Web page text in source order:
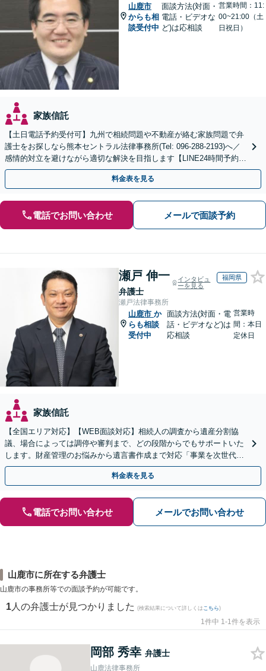
山鹿市
からも相
談受付中
面談方法(対面・
電話・ビデオな
ど)は応相談
営業時間：11:
00~21:00（土
日祝日）
家族信託
【土日電話予約受付可】九州で相続問題や不動産が絡む家族問題で弁
護士をお探しなら熊本セントラル法律事務所(Tel: 096-288-2193)へ／
感情的対立を避けながら適切な解決を目指します【LINE24時間予約受
付可】【休日・夜間相談可】
料金表を見る
電話でお問い合わせ メールで面談予約
瀬戸 伸一
弁護士
インタビュ
ーを見る
福岡県
瀬戸法律事務所
山鹿市 か
らも相談
受付中
面談方法(対面・電
話・ビデオなど)は
応相談
営業時
間：本日
定休日
家族信託
【全国エリア対応】【WEB面談対応】相続人の調査から遺産分割協
議、場合によっては調停や審判まで、どの段階からでもサポートいた
します。財産管理のお悩みから遺言書作成まで対応「事業を次世代に
引き継ぐ安心の事業承継をサポート」【完全個室相談】
料金表を見る
電話でお問い合わせ メールでお問い合わせ
山鹿市に所在する弁護士
山鹿市の事務所等での面談予約が可能です。
1 人の弁護士が見つかりました (検索結果について詳しくは こちら)
1件中 1-1件を表示
岡部 秀幸 弁護士
山鹿法律事務所